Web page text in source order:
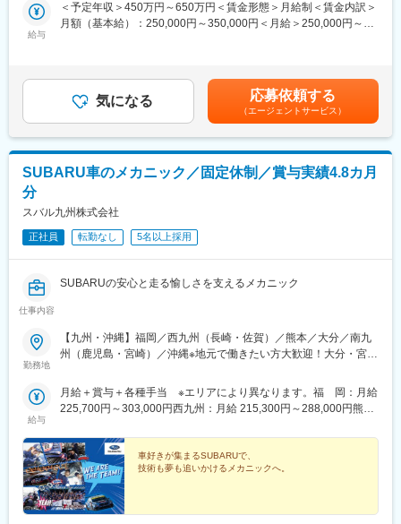
・入社時に転居が必要な場合は、引越費用会社負担＋10万円を入
社時にお支払いします。
野、設備機器分野、IT医療情報分野、医療環境分野、院内物品管
理システム分野、開業支援事業分野などを展開し、医療機関のさ
まざまなニーズに対応しています。「トータル・メディカル・サ
ポート企業」として、医療機器ディーラーの枠を超えた事業展開
を積極的に行っています。
■職務詳細：
・店舗業務経験を通して、店長や本部バイヤー候補としてキャリ
アを重ねていただきます。店長になった場合、20～35名／店舗を
・入社後はOJTとして店舗内で接客や販売、商品管理（受発注や
陳列・売り場作り）など一通りの業務を学んでいただきます。入
・経験やスキルにより店長としての任命時期は異なりますが、新
規出店時の登用が多い傾向にあります。
■当社＆ポジションの魅力：
2023年03月に設立した当社。福岡・大分・熊本・長崎・佐賀・宮
崎で「業務スーパー」を展開していますが、今後も拡大を図って
枢にてご活躍頂くことを期待しています！
一般的なスーパーとは一味違った商品を扱えるのが業務スーパー
の面白いポイント！
れた輸入品など、魅力ある商品を安く提供するためのローコスト
オペレーションこそが、業務スーパーの強みであり、拡大し続け
ている大きな理由です。
■勤務地について：
・原則配属先は入社時期の各店舗の状況により判断されるケース
給与
＜予定年収＞450万円～650万円＜賃金形態＞月給制＜賃金内訳＞
月額（基本給）：250,000円～350,000円＜月給＞250,000円～
進学補助：毎月30,000円補助（大学在学中の4年間、対象者：勤
務3年以上）賃金はあくまでも目安の金額であり、選考を通じて上
下する可能性があります。月給(月額)は固定手当を含めた表記で
す。
気になる 応募依頼する
（エージェントサービス）
SUBARU車のメカニック／固定休制／賞与実績4.8カ月
分
スバル九州株式会社
正社員 転勤なし 5名以上採用
仕事内容
SUBARUの安心と走る愉しさを支えるメカニック
勤務地
【九州・沖縄】福岡／西九州（長崎・佐賀）／熊本／大分／南九
州（鹿児島・宮崎）／沖縄※地元で働きたい方大歓迎！大分・宮
方、優遇あり※ご自宅から通勤可能な店舗へ配属予定（ご相談の上
決定します！）※店舗間の異動はありますが、転居を伴う異動はご
【福岡】西港店・小倉東インター店・八幡店・飯塚店・福間店・
新宮店・千早店・博多駅東店・福重店・長丘店・春日店・筑紫野
店・櫛原店・上津店・大牟田店【西九州】長崎時津店・佐世保日
宇店・諫早店・佐賀店・武雄店・唐津店【熊本】南高江店・清水
店・熊本東店・菊陽店・八代店・天草店・玉名店【大分】大分
店・大分東店・別府店・中津店・日田店【南九州】下荒田店・東
給与
月給＋賞与＋各種手当 ※エリアにより異なります。福 岡：月給
225,700円～303,000円西九州：月給 215,300円～288,000円熊
288,000円南九州：月給 215,300円～288,000円沖 縄：月給
189,300円～262,100円※スキル・経験・能力を考慮して決定しま
す。☆残業が発生した場合は発生時間分に対し全額支給いたしま
す。☆入社後の初回賞与は金一封支給いたします（入社時期によ
る）
車好きが集まるSUBARUで、
技術も夢も追いかけるメカニックへ。